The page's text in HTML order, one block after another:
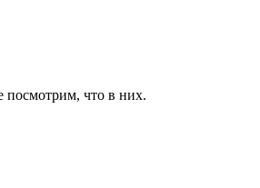
посмотрим, что в них.